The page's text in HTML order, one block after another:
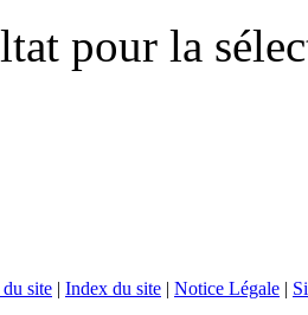
pour la
site | Index du site | Notice Légale |